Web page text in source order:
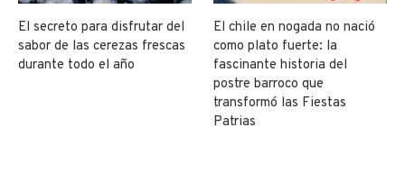
El secreto para disfrutar del
sabor de las cerezas frescas
durante todo el año
El chile en nogada no nació
como plato fuerte: la
fascinante historia del
postre barroco que
transformó las Fiestas
Patrias